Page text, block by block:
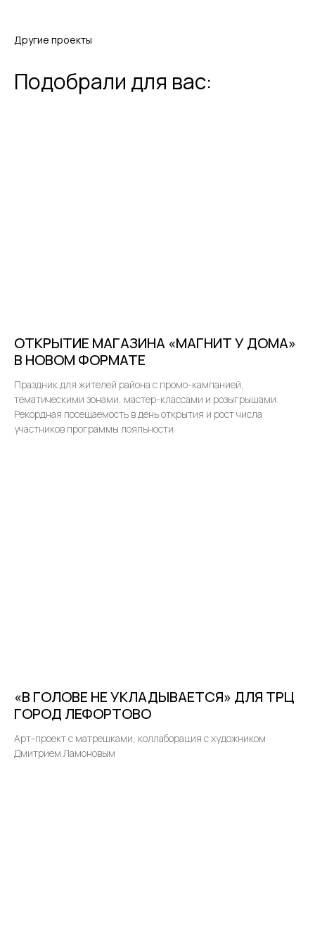
Другие проекты
Подобрали для вас:
ОТКРЫТИЕ МАГАЗИНА «МАГНИТ У ДОМА»
В НОВОМ ФОРМАТЕ
Праздник для жителей района с промо-кампанией,
тематическими зонами, мастер-классами и розыгрышами.
Рекордная посещаемость в день открытия и рост числа
участников программы лояльности
«В ГОЛОВЕ НЕ УКЛАДЫВАЕТСЯ» ДЛЯ ТРЦ
ГОРОД ЛЕФОРТОВО
Арт-проект с матрешками, коллаборация с художником
Дмитрием Ламоновым